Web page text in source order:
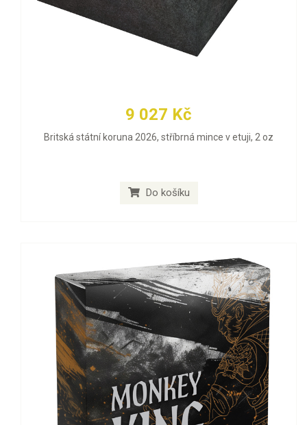
9 027 Kč
Britská státní koruna 2026, stříbrná mince v etuji, 2 oz
Do košíku